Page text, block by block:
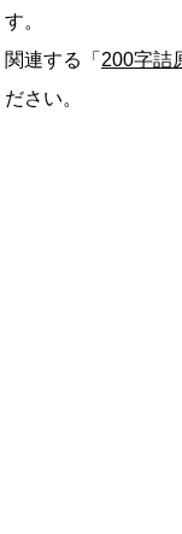
す。
関連する「 200字詰
ださい。